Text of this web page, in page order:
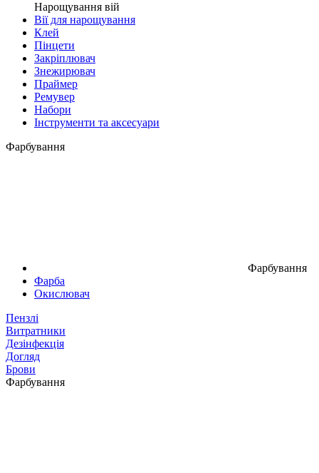
Нарощування вій
Вії для нарощування
Клей
Пінцети
Закріплювач
Знежирювач
Праймер
Ремувер
Набори
Інструменти та аксесуари
Фарбування
Фарбування
Фарба
Окислювач
Пензлі
Витратники
Дезінфекція
Догляд
Брови
Фарбування